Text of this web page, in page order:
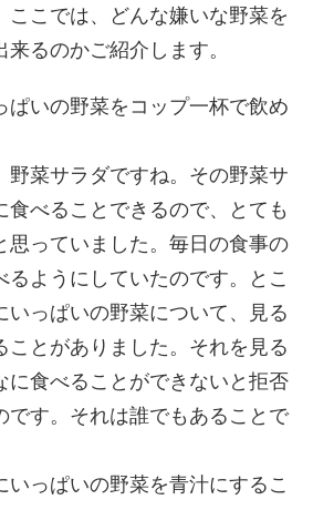
ここでは、どんな嫌いな野菜を
るのかご紹介します。
ぱいの野菜をコップ一杯で飲め
野菜サラダですね。その野菜サ
食べることできるので、とても
思っていました。毎日の食事の
るようにしていたのです。とこ
いっぱいの野菜について、見る
ことがありました。それを見る
に食べることができないと拒否
です。それは誰でもあることで
いっぱいの野菜を青汁にするこ